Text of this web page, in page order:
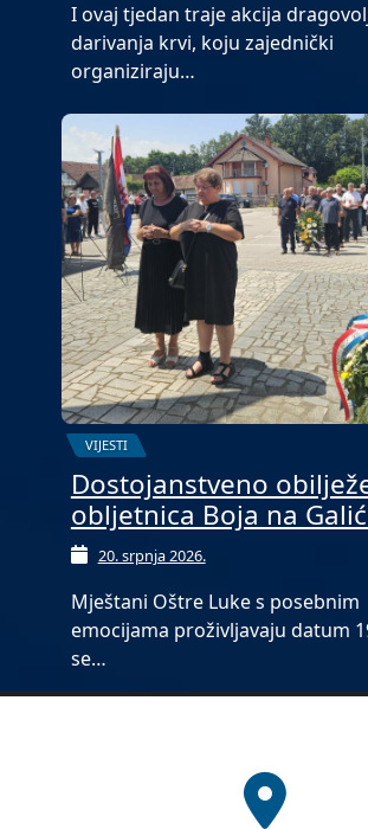
I ovaj tjedan traje akcija
darivanja krvi, koju zajednički
organiziraju…
VIJESTI
Dostojanstveno
obljetnica Boja na
20. srpnja 2026.
Mještani Oštre Luke s posebnim
emocijama proživljavaju datum
se…